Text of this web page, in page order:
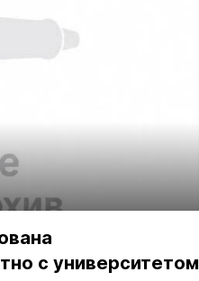
с университетом